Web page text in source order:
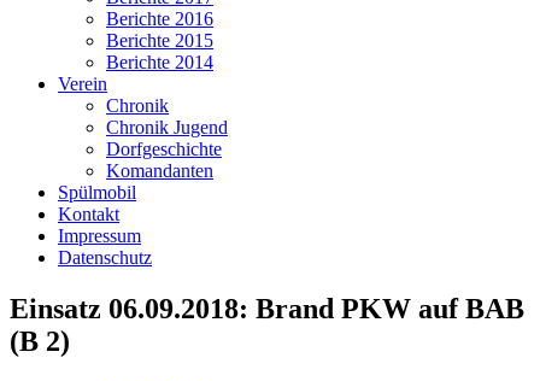
Berichte 2016
Berichte 2015
Berichte 2014
Verein
Chronik
Chronik Jugend
Dorfgeschichte
Komandanten
Spülmobil
Kontakt
Impressum
Datenschutz
Einsatz 06.09.2018: Brand PKW auf BAB
(B 2)